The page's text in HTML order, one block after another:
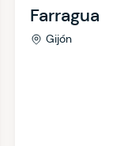
Farragua
Gijón